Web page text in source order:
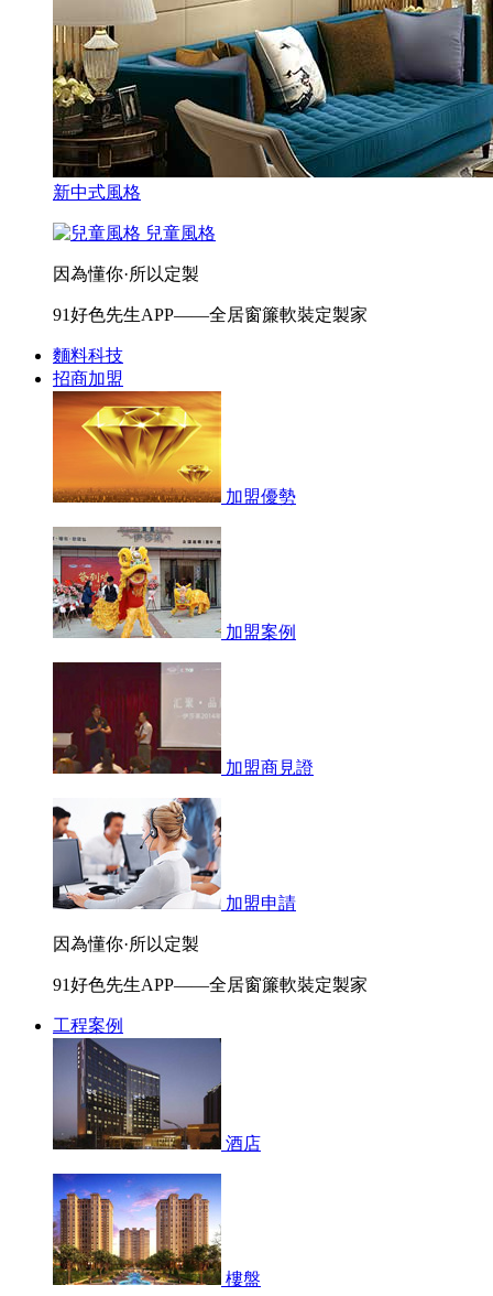
新中式風格
兒童風格
因為懂你·所以定製
91好色先生APP——全居窗簾軟裝定製家
麵料科技
招商加盟
加盟優勢
加盟案例
加盟商見證
加盟申請
因為懂你·所以定製
91好色先生APP——全居窗簾軟裝定製家
工程案例
酒店
樓盤